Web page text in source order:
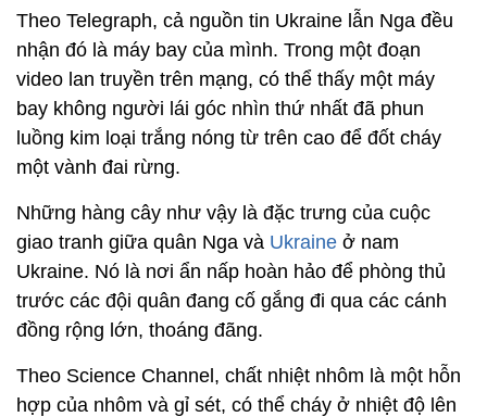
Theo Telegraph, cả nguồn tin Ukraine lẫn Nga đều
nhận đó là máy bay của mình. Trong một đoạn
video lan truyền trên mạng, có thể thấy một máy
bay không người lái góc nhìn thứ nhất đã phun
luồng kim loại trắng nóng từ trên cao để đốt cháy
một vành đai rừng.
Những hàng cây như vậy là đặc trưng của cuộc
giao tranh giữa quân Nga và Ukraine ở nam
Ukraine. Nó là nơi ẩn nấp hoàn hảo để phòng thủ
trước các đội quân đang cố gắng đi qua các cánh
đồng rộng lớn, thoáng đãng.
Theo Science Channel, chất nhiệt nhôm là một hỗn
hợp của nhôm và gỉ sét, có thể cháy ở nhiệt độ lên